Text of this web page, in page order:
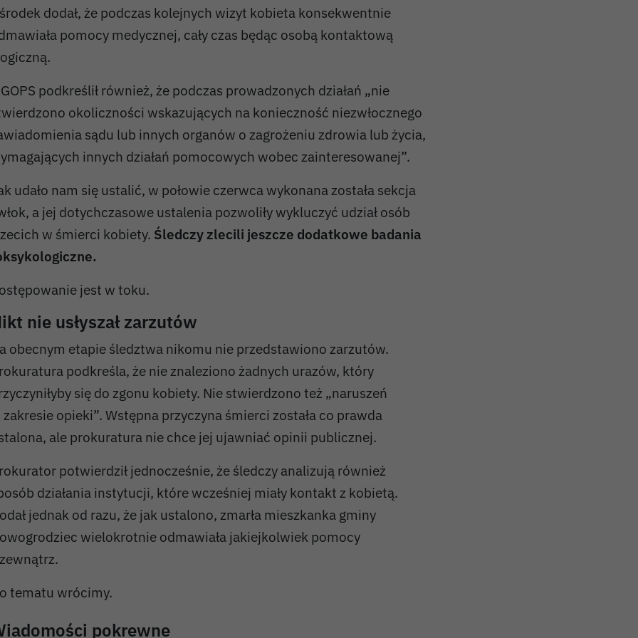
dodał, że podczas kolejnych wizyt kobieta konsekwentnie
pomocy medycznej, cały czas będąc osobą kontaktową
podkreślił również, że podczas prowadzonych działań „nie
okoliczności wskazujących na konieczność niezwłocznego
sądu lub innych organów o zagrożeniu zdrowia lub życia,
innych działań pomocowych wobec zainteresowanej”.
udało nam się ustalić, w połowie czerwca wykonana została sekcja
a jej dotychczasowe ustalenia pozwoliły wykluczyć udział osób
w śmierci kobiety. Śledczy zlecili jeszcze dodatkowe badania
jest w toku.
nie usłyszał zarzutów
obecnym etapie śledztwa nikomu nie przedstawiono zarzutów.
podkreśla, że nie znaleziono żadnych urazów, który
się do zgonu kobiety. Nie stwierdzono też „naruszeń
zakresie opieki”. Wstępna przyczyna śmierci została co prawda
ale prokuratura nie chce jej ujawniać opinii publicznej.
potwierdził jednocześnie, że śledczy analizują również
działania instytucji, które wcześniej miały kontakt z kobietą.
jednak od razu, że jak ustalono, zmarła mieszkanka gminy
wielokrotnie odmawiała jakiejkolwiek pomocy
tematu wrócimy.
pokrewne